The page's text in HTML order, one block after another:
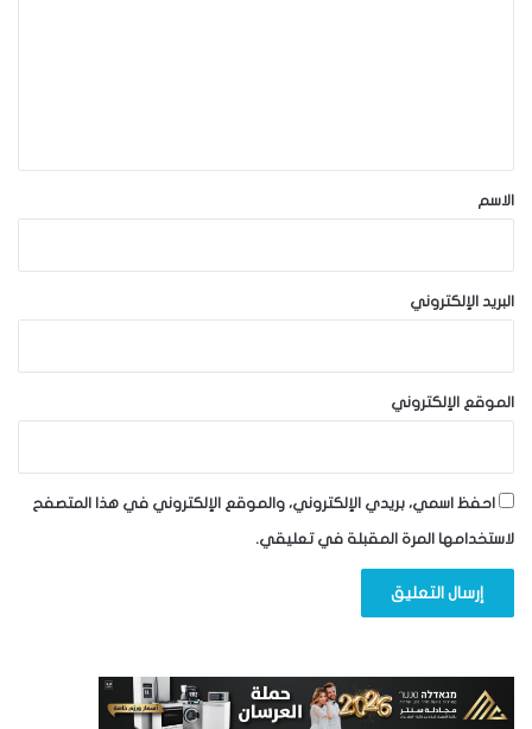
*
الاسم
البريد الإلكتروني
الموقع الإلكتروني
احفظ اسمي، بريدي الإلكتروني، والموقع الإلكتروني في هذا المتصفح
لاستخدامها المرة المقبلة في تعليقي.